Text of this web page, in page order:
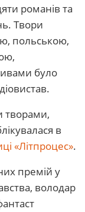
романів та
Твори
польською,
було
творами,
в
«Літпроцес».
премій у
володар